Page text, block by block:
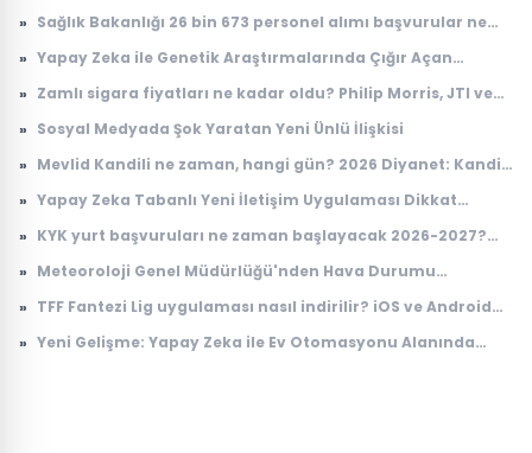
» Sağlık Bakanlığı 26 bin 673 personel alımı başvurular ne
belli oldu
» Yapay Zeka ile Genetik Araştırmalarında Çığır Açan
» Zamlı sigara fiyatları ne kadar oldu? Philip Morris, JTI ve
» Sosyal Medyada Şok Yaratan Yeni Ünlü İlişkisi
» Mevlid Kandili ne zaman, hangi gün? 2026 Diyanet: Kandil
» Yapay Zeka Tabanlı Yeni İletişim Uygulaması Dikkat
» KYK yurt başvuruları ne zaman başlayacak 2026-2027?
Devlet)
» Meteoroloji Genel Müdürlüğü'nden Hava Durumu
» TFF Fantezi Lig uygulaması nasıl indirilir? iOS ve Android
» Yeni Gelişme: Yapay Zeka ile Ev Otomasyonu Alanında